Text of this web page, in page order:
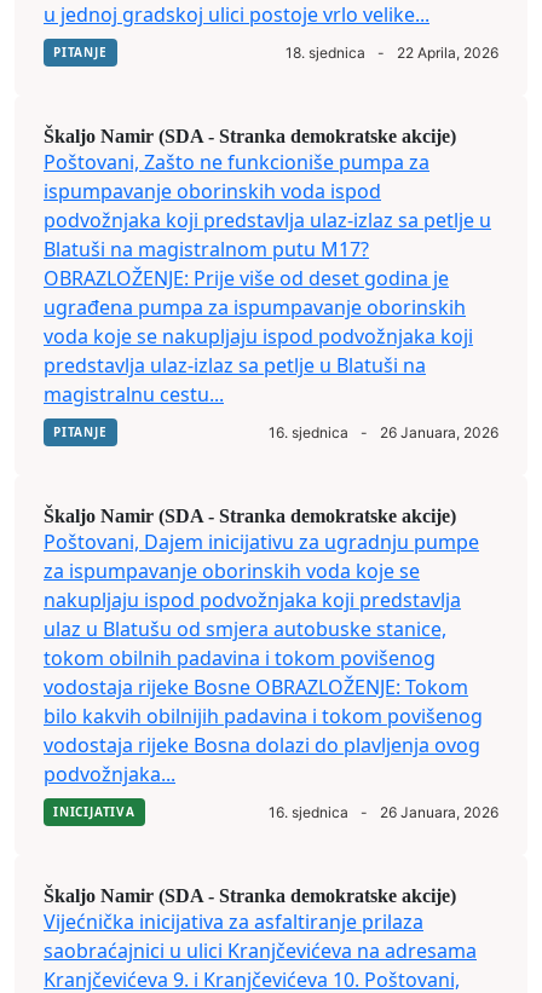
u jednoj gradskoj ulici postoje vrlo velike...
PITANJE 18. sjednica - 22 Aprila, 2026
Škaljo Namir (SDA - Stranka demokratske akcije)
Poštovani, Zašto ne funkcioniše pumpa za
ispumpavanje oborinskih voda ispod
podvožnjaka koji predstavlja ulaz-izlaz sa petlje u
Blatuši na magistralnom putu M17?
OBRAZLOŽENJE: Prije više od deset godina je
ugrađena pumpa za ispumpavanje oborinskih
voda koje se nakupljaju ispod podvožnjaka koji
predstavlja ulaz-izlaz sa petlje u Blatuši na
magistralnu cestu...
PITANJE 16. sjednica - 26 Januara, 2026
Škaljo Namir (SDA - Stranka demokratske akcije)
Poštovani, Dajem inicijativu za ugradnju pumpe
za ispumpavanje oborinskih voda koje se
nakupljaju ispod podvožnjaka koji predstavlja
ulaz u Blatušu od smjera autobuske stanice,
tokom obilnih padavina i tokom povišenog
vodostaja rijeke Bosne OBRAZLOŽENJE: Tokom
bilo kakvih obilnijih padavina i tokom povišenog
vodostaja rijeke Bosna dolazi do plavljenja ovog
podvožnjaka...
INICIJATIVA 16. sjednica - 26 Januara, 2026
Škaljo Namir (SDA - Stranka demokratske akcije)
Vijećnička inicijativa za asfaltiranje prilaza
saobraćajnici u ulici Kranjčevićeva na adresama
Kranjčevićeva 9. i Kranjčevićeva 10. Poštovani,